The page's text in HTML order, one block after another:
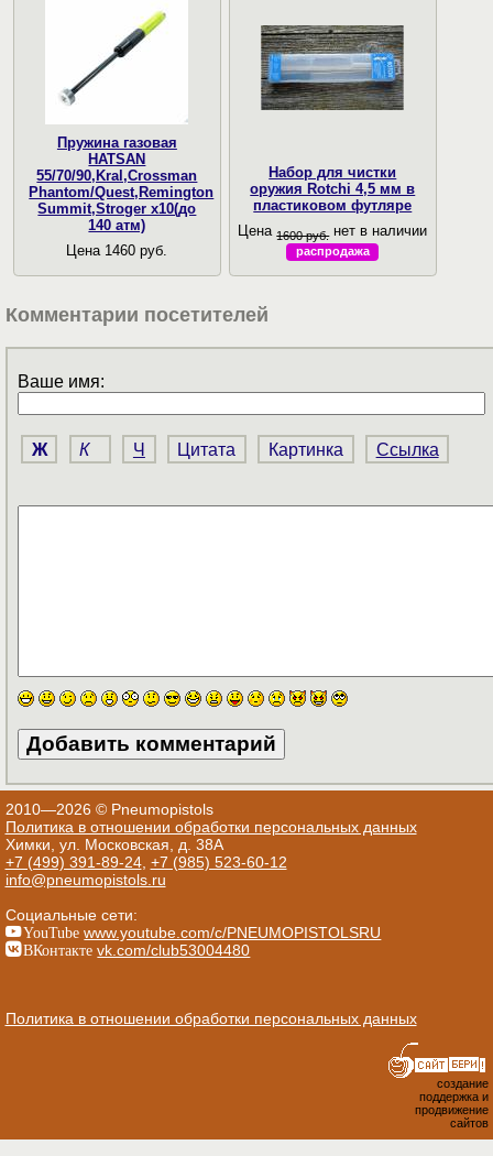
Пружина газовая
HATSAN
55/70/90,Kral,Crossman
Phantom/Quest,Remington
Summit,Stroger x10(до
140 атм)
Цена 1460 руб.
Набор для чистки
оружия Rotchi 4,5 мм в
пластиковом футляре
Цена 1600 руб. нет в наличии
распродажа
Комментарии посетителей
Ваше имя:
Ж К Ч Цитата Картинка Ссылка
2010—2026 © Pneumopistols
Политика в отношении обработки персональных данных
Химки, ул. Московская, д. 38А
+7 (499) 391-89-24, +7 (985) 523-60-12
info@pneumopistols.ru
Социальные сети:
YouTube www.youtube.com/c/PNEUMOPISTOLSRU
ВКонтакте vk.com/club53004480
Политика в отношении обработки персональных данных
создание
поддержка и
продвижение
сайтов